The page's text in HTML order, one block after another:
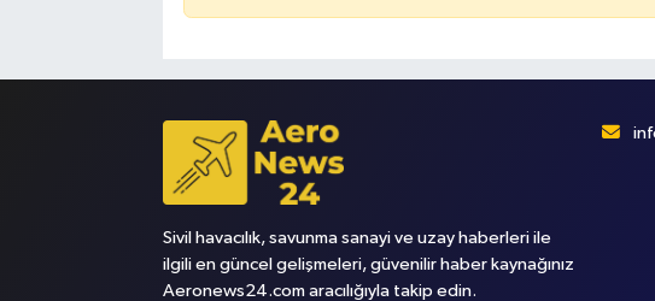
Sivil havacılık, savunma sanayi ve uzay haberleri ile
ilgili en güncel gelişmeleri, güvenilir haber kaynağınız
Aeronews24.com aracılığıyla takip edin.